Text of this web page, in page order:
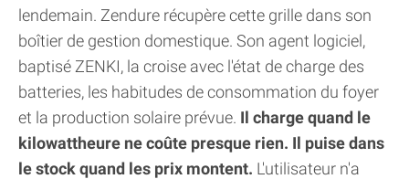
lendemain. Zendure récupère cette grille dans son
boîtier de gestion domestique. Son agent logiciel,
baptisé ZENKI, la croise avec l'état de charge des
batteries, les habitudes de consommation du foyer
et la production solaire prévue. Il charge quand le
kilowattheure ne coûte presque rien. Il puise dans
le stock quand les prix montent. L'utilisateur n'a